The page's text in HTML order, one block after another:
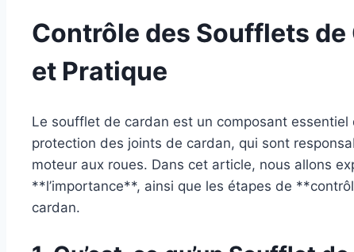
Contrôle des Soufflets
et Pratique
Le soufflet de cardan est un composant essentiel
protection des joints de cardan, qui sont
moteur aux roues. Dans cet article, nous allons
**l’importance**, ainsi que les étapes de
cardan.